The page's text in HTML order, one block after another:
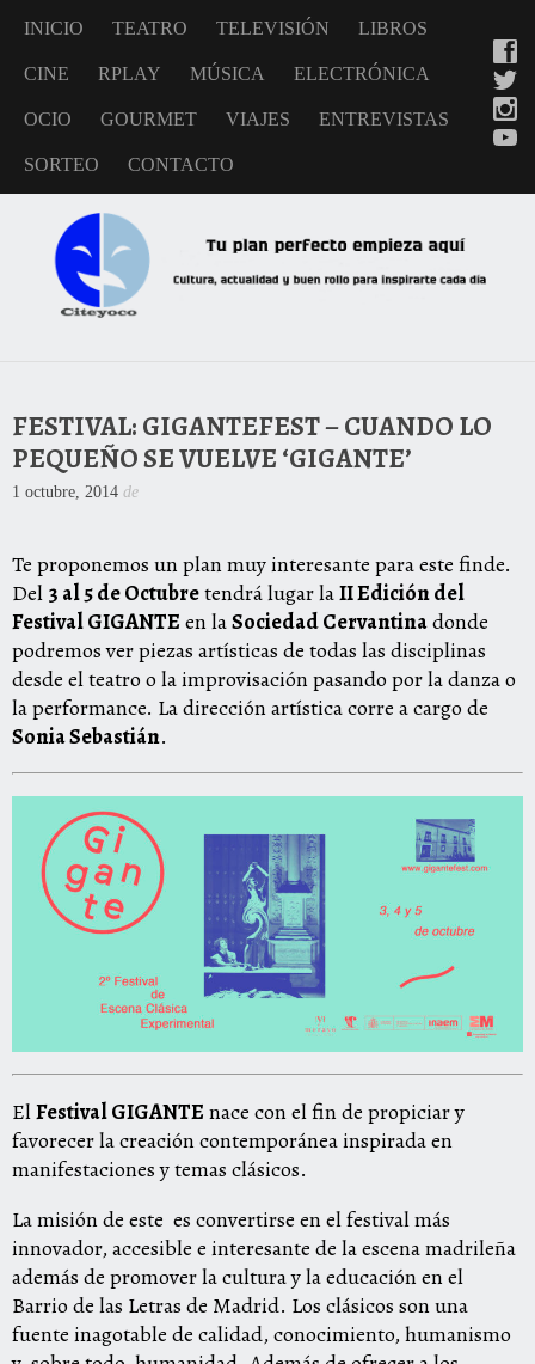
INICIO TEATRO TELEVISIÓN LIBROS
CINE RPLAY MÚSICA ELECTRÓNICA
OCIO GOURMET VIAJES ENTREVISTAS
SORTEO CONTACTO
FESTIVAL: GIGANTEFEST – CUANDO LO
PEQUEÑO SE VUELVE ‘GIGANTE’
1 octubre, 2014 de
Te proponemos un plan muy interesante para este finde.
Del 3 al 5 de Octubretendrá lugar laII Edición del
Festival GIGANTE en laSociedad Cervantinadonde
podremos ver piezas artísticas de todas las disciplinas
desde el teatro o la improvisación pasando por la danza o
la performance. La dirección artística corre a cargo de
Sonia Sebastián.
ElFestival GIGANTE nace con el fin de propiciar y
favorecer la creación contemporánea inspirada en
manifestaciones y temas clásicos.
La misión de este es convertirse en el festival más
innovador, accesible e interesante de la escena madrileña
además de promover la cultura y la educación en el
Barrio de las Letras de Madrid. Los clásicos son una
fuente inagotable de calidad, conocimiento, humanismo